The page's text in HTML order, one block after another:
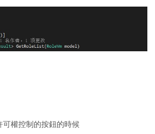
權控制的按鈕的時候